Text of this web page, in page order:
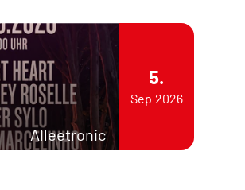
Alleetronic
5.
Sep 2026